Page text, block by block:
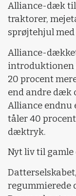
Alliance-dæk til
traktorer,
sprøjtehjul med
Alliance-
introduktionen
20 procent
end andre dæk
Alliance endnu
tåler 40
dæktryk.
Nyt liv til
regummierede